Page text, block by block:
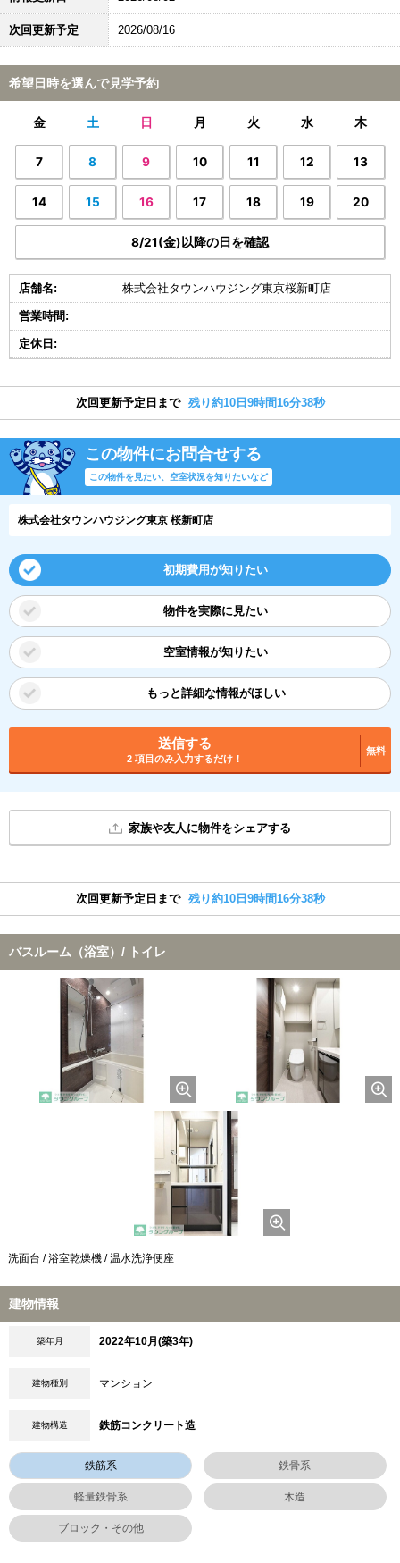
次回更新予定 2026/08/16
希望日時を選んで見学予約
金 土 日 月 火 水 木
7 8 9 10 11 12 13
14 15 16 17 18 19 20
8/21(金)以降の日を確認
店舗名: 株式会社タウンハウジング東京桜新町店
営業時間:
定休日:
次回更新予定日まで 残り約10日9時間16分38秒
この物件にお問合せする
この物件を見たい、空室状況を知りたいなど
株式会社タウンハウジング東京 桜新町店
初期費用が知りたい
物件を実際に見たい
空室情報が知りたい
もっと詳細な情報がほしい
送信する
2 項目のみ入力するだけ！
無料
家族や友人に物件をシェアする
次回更新予定日まで 残り約10日9時間16分38秒
バスルーム（浴室）/ トイレ
洗面台 / 浴室乾燥機 / 温水洗浄便座
建物情報
築年月 2022年10月(築3年)
建物種別 マンション
建物構造 鉄筋コンクリート造
鉄筋系 鉄骨系
軽量鉄骨系 木造
ブロック・その他